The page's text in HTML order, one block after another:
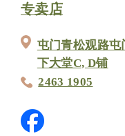
专卖店
屯门青松观路屯
下大堂C, D铺
2463 1905